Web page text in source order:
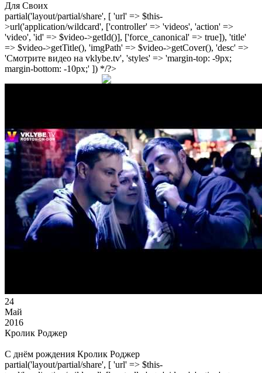
Для Своих
partial('layout/partial/share', [ 'url' => $this-
>url('application/wildcard', ['controller' => 'videos', 'action' =>
'video', 'id' => $video->getId()], ['force_canonical' => true]), 'title'
=> $video->getTitle(), 'imgPath' => $video->getCover(), 'desc' =>
'Смотрите видео на vklybe.tv', 'styles' => 'margin-top: -9px;
margin-bottom: -10px;' ]) */?>
24
Май
2016
Кролик Роджер
С днём рождения Кролик Роджер
partial('layout/partial/share', [ 'url' => $this-